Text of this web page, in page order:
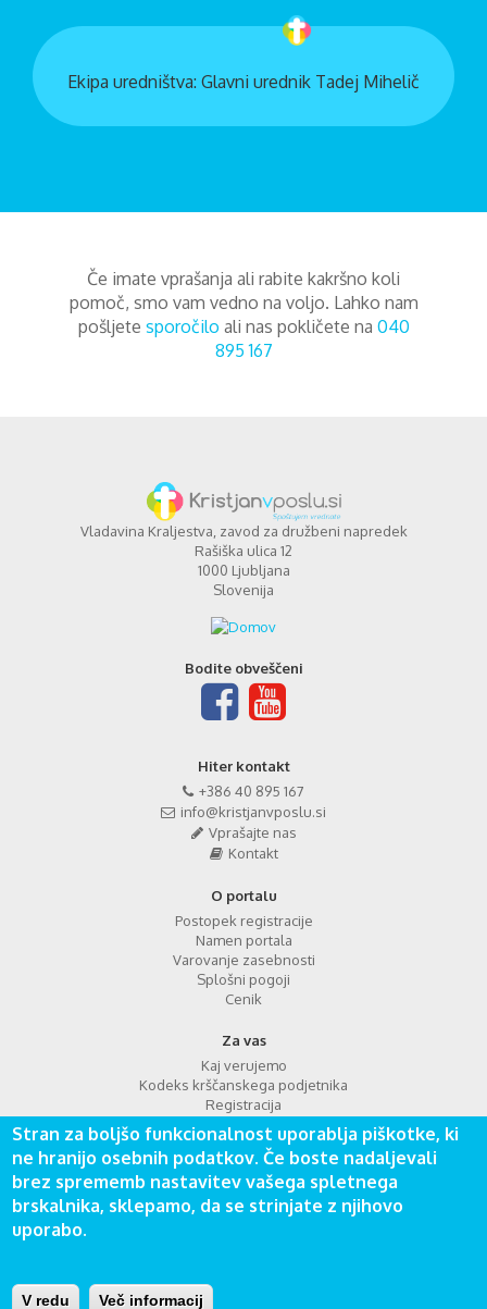
Ekipa uredništva: Glavni urednik Tadej Mihelič
Če imate vprašanja ali rabite kakršno koli
pomoč, smo vam vedno na voljo. Lahko nam
pošljete sporočilo ali nas pokličete na 040
895 167
Vladavina Kraljestva, zavod za družbeni napredek
Rašiška ulica 12
1000 Ljubljana
Slovenija
Bodite obveščeni
Hiter kontakt
+386 40 895 167
info@kristjanvposlu.si
Vprašajte nas
Kontakt
O portalu
Postopek registracije
Namen portala
Varovanje zasebnosti
Splošni pogoji
Cenik
Za vas
Kaj verujemo
Kodeks krščanskega podjetnika
Registracija
Prijava
FAQ
Iskanje
Vladavina kraljestva, zavod za družbeni napredek © Vse pravice
pridržane. Izdelava spletnih strani:
Stran za boljšo funkcionalnost uporablja piškotke, ki
ne hranijo osebnih podatkov. Če boste nadaljevali
brez sprememb nastavitev vašega spletnega
brskalnika, sklepamo, da se strinjate z njihovo
uporabo.
V redu Več informacij